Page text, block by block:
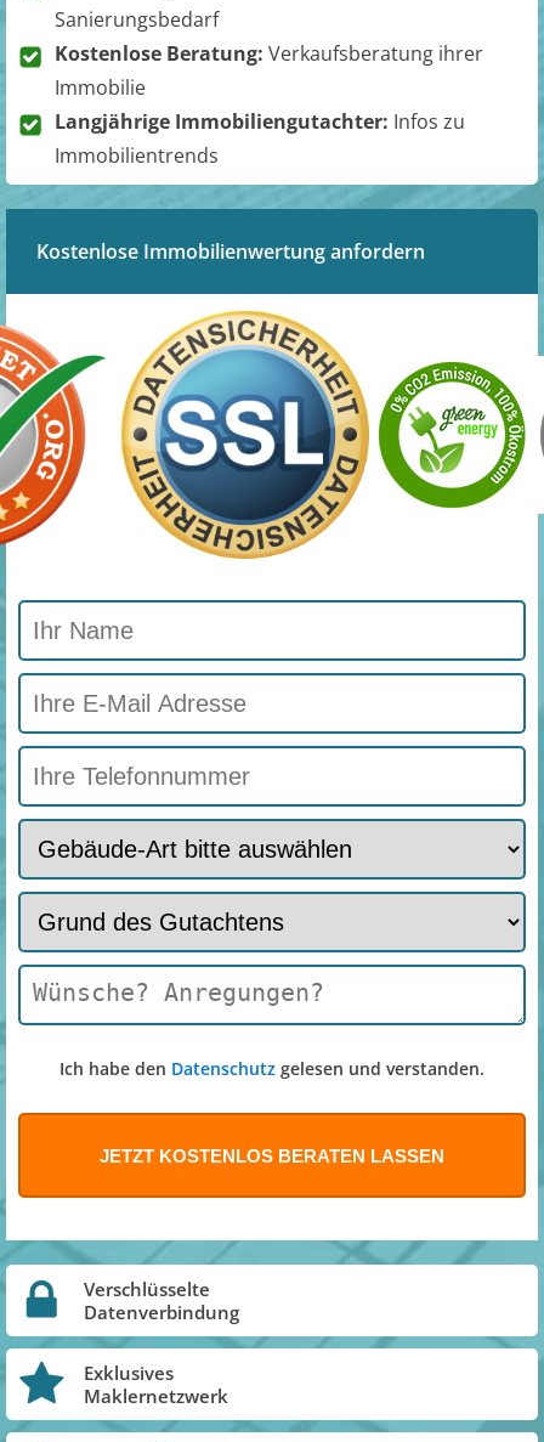
Sanierungsbedarf
Kostenlose Beratung: Verkaufsberatung ihrer
Immobilie
Langjährige Immobiliengutachter: Infos zu
Immobilientrends
Kostenlose Immobilienwertung anfordern
Ich habe den Datenschutz gelesen und verstanden.
Verschlüsselte
Datenverbindung
Exklusives
Maklernetzwerk